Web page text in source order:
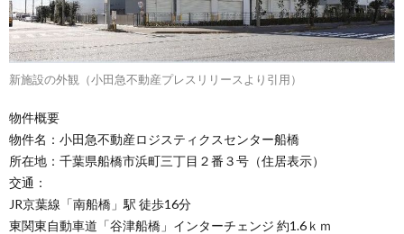
新施設の外観（小田急不動産プレスリリースより引用）
物件概要
物件名：小田急不動産ロジスティクスセンター船橋
所在地：千葉県船橋市浜町三丁目２番３号（住居表示）
交通：
JR京葉線「南船橋」駅 徒歩16分
東関東自動車道「谷津船橋」インターチェンジ 約1.6ｋｍ